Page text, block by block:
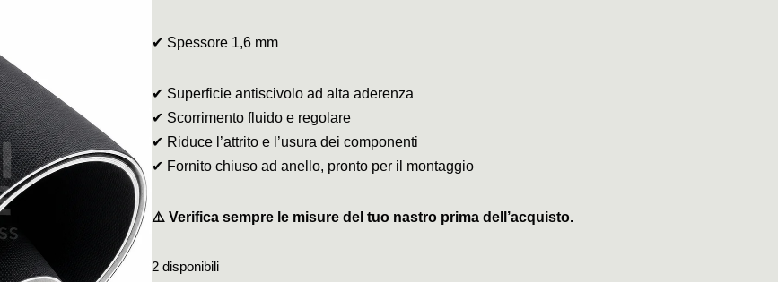
✔ Spessore 1,6 mm
✔ Superficie antiscivolo ad alta aderenza
✔ Scorrimento fluido e regolare
✔ Riduce l’attrito e l’usura dei componenti
✔ Fornito chiuso ad anello, pronto per il montaggio
⚠️ Verifica sempre le misure del tuo nastro prima dell’acquisto.
2 disponibili